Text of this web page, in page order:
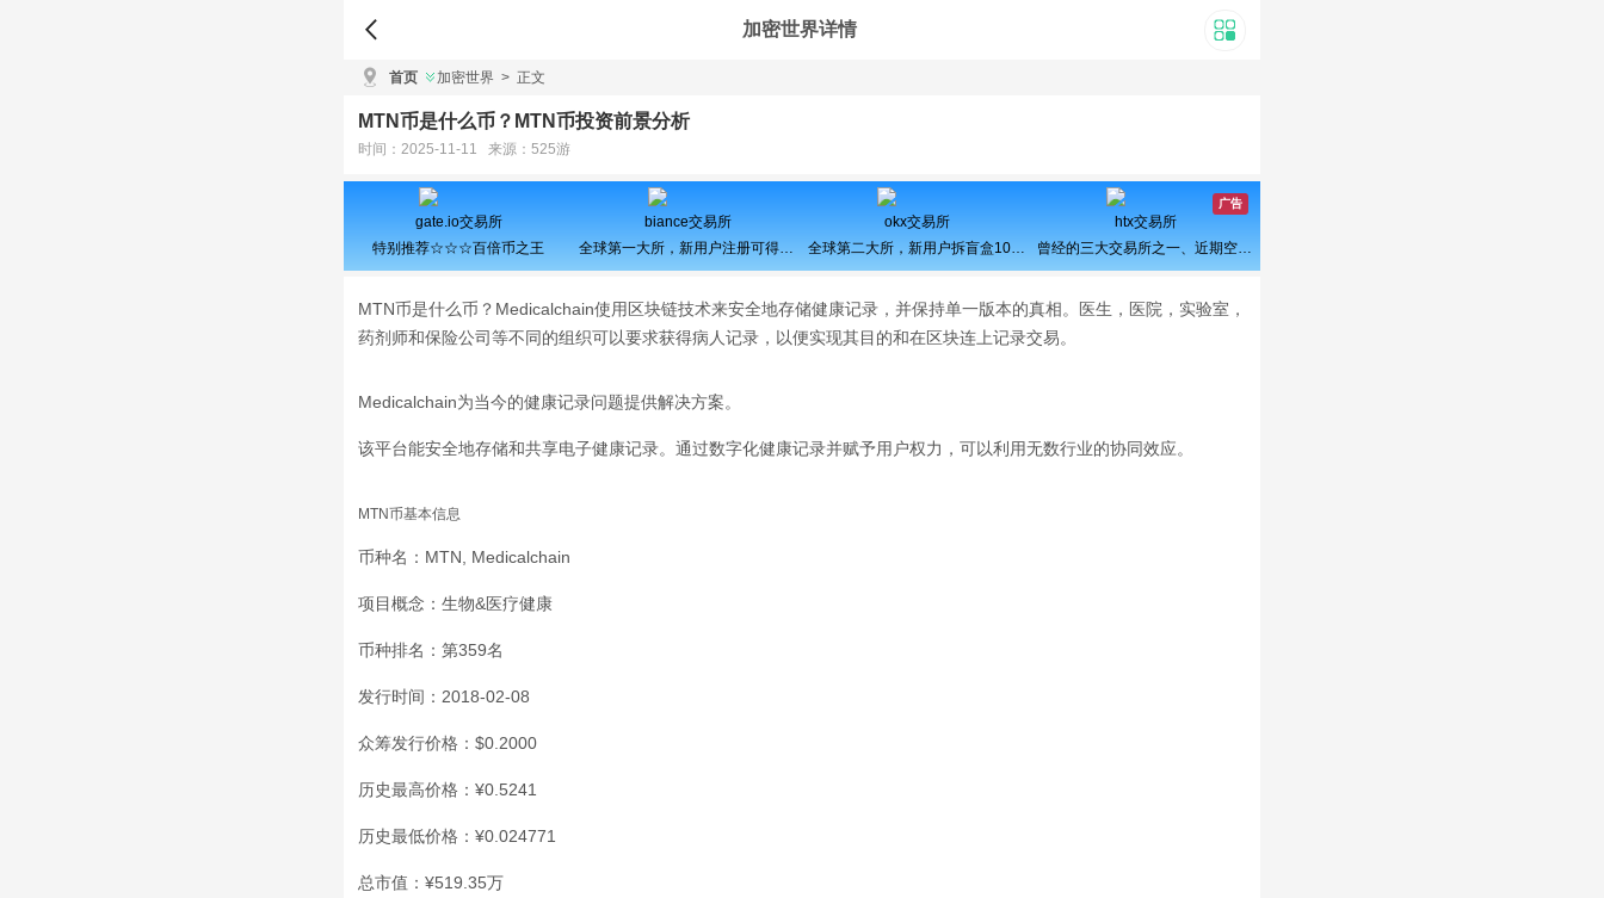
加密世界详情
首页 加密世界 > 正文
MTN币是什么币？MTN币投资前景分析
时间：2025-11-11 来源：525游
广告
gate.io交易所
特别推荐☆☆☆百倍币之王
biance交易所
全球第一大所，新用户注册可得100USDT奖励
okx交易所
全球第二大所，新用户拆盲盒100%中奖，最高价值60000元
htx交易所
曾经的三大交易所之一、近期空投活动较多，力争重回巅峰
MTN币是什么币？Medicalchain使用区块链技术来安全地存储健康记录，并保持单一版本的真相。医生，医院，实验室，
药剂师和保险公司等不同的组织可以要求获得病人记录，以便实现其目的和在区块连上记录交易。
Medicalchain为当今的健康记录问题提供解决方案。
该平台能安全地存储和共享电子健康记录。通过数字化健康记录并赋予用户权力，可以利用无数行业的协同效应。
MTN币基本信息
币种名：MTN, Medicalchain
项目概念：生物&医疗健康
币种排名：第359名
发行时间：2018-02-08
众筹发行价格：$0.2000
历史最高价格：¥0.5241
历史最低价格：¥0.024771
总市值：¥519.35万